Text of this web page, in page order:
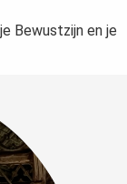
Bewustzijn en je